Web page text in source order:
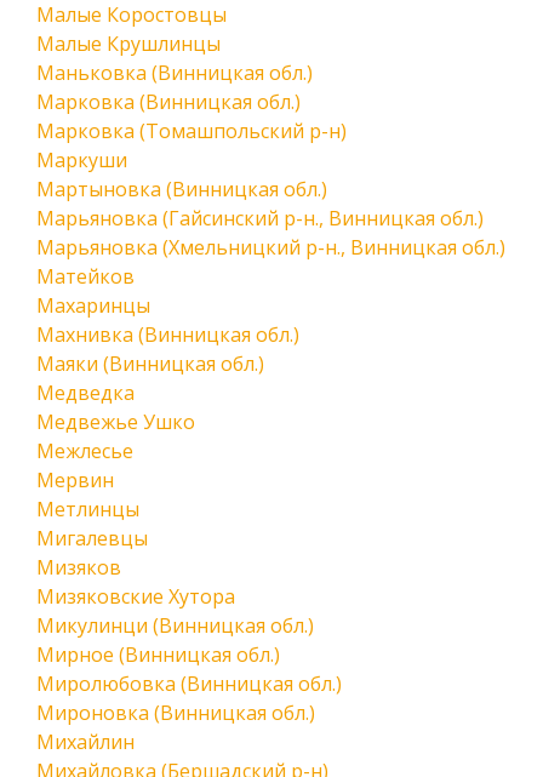
Малые Коростовцы
Малые Крушлинцы
Маньковка (Винницкая обл.)
Марковка (Винницкая обл.)
Марковка (Томашпольский р-н)
Маркуши
Мартыновка (Винницкая обл.)
Марьяновка (Гайсинский р-н., Винницкая обл.)
Марьяновка (Хмельницкий р-н., Винницкая обл.)
Матейков
Махаринцы
Махнивка (Винницкая обл.)
Маяки (Винницкая обл.)
Медведка
Медвежье Ушко
Межлесье
Мервин
Метлинцы
Мигалевцы
Мизяков
Мизяковские Хутора
Микулинци (Винницкая обл.)
Мирное (Винницкая обл.)
Миролюбовка (Винницкая обл.)
Мироновка (Винницкая обл.)
Михайлин
Михайловка (Бершадский р-н)